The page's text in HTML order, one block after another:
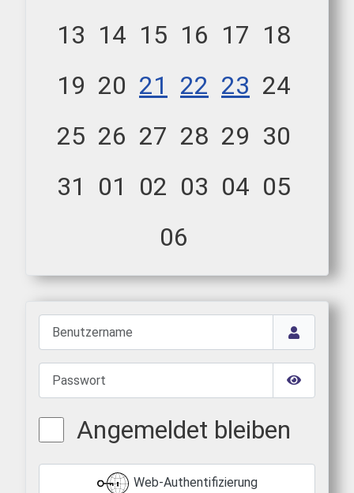
13 14 15 16 17 18
19 20 21 22 23 24
25 26 27 28 29 30
31
01 02 03 04 05
06
Benutzername
Passwort
Passwort
Angemeldet bleiben
Web-Authentifizierung